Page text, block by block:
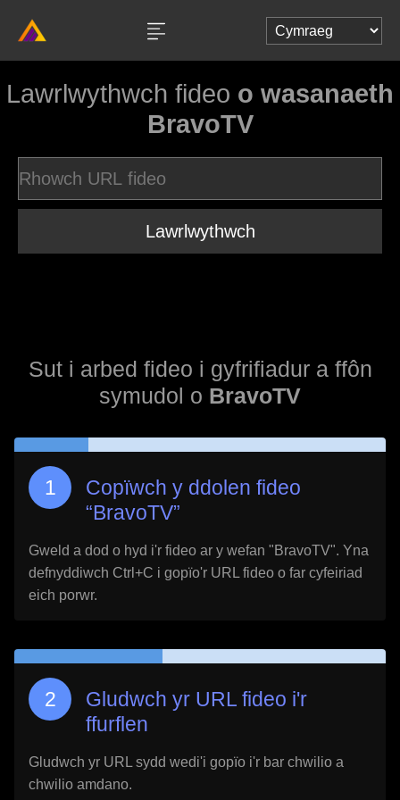
Lawrlwythwch fideo o wasanaeth
BravoTV
Lawrlwythwch
Sut i arbed fideo i gyfrifiadur a ffôn
symudol o BravoTV
Copïwch y ddolen fideo
“BravoTV”
Gweld a dod o hyd i'r fideo ar y wefan "BravoTV". Yna
defnyddiwch Ctrl+C i gopïo'r URL fideo o far cyfeiriad
eich porwr.
Gludwch yr URL fideo i'r
ffurflen
Gludwch yr URL sydd wedi'i gopïo i'r bar chwilio a
chwilio amdano.